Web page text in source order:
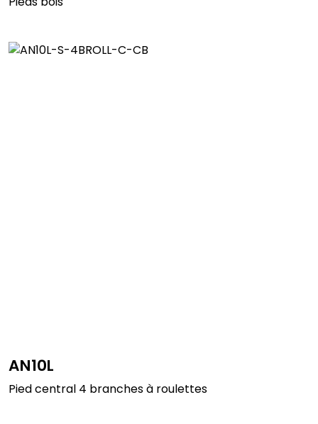
AN10L
Pied central 4 branches à roulettes